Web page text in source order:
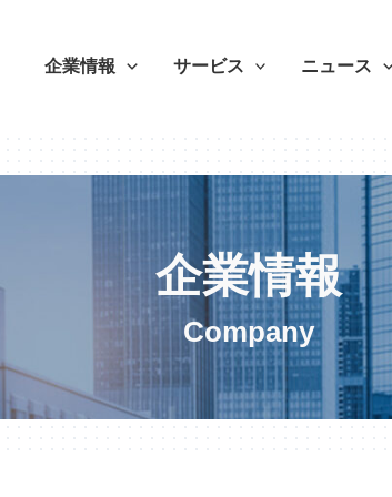
企業情報 サービス ニュース
企業情報
Company